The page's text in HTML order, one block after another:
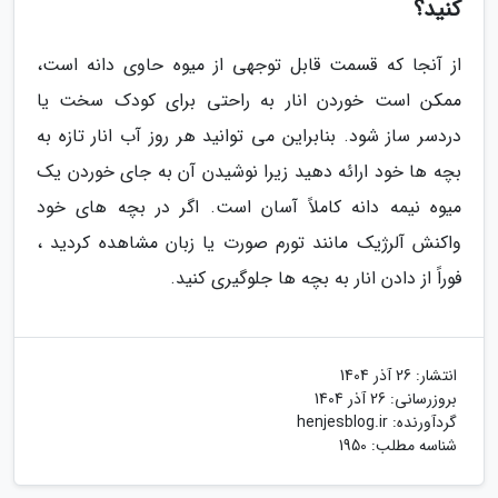
کنید؟
از آنجا که قسمت قابل توجهی از میوه حاوی دانه است،
ممکن است خوردن انار به راحتی برای کودک سخت یا
دردسر ساز شود. بنابراین می توانید هر روز آب انار تازه به
بچه ها خود ارائه دهید زیرا نوشیدن آن به جای خوردن یک
میوه نیمه دانه کاملاً آسان است. اگر در بچه های خود
واکنش آلرژیک مانند تورم صورت یا زبان مشاهده کردید ،
فوراً از دادن انار به بچه ها جلوگیری کنید.
انتشار: 26 آذر 1404
بروزرسانی: 26 آذر 1404
گردآورنده: henjesblog.ir
شناسه مطلب: 1950